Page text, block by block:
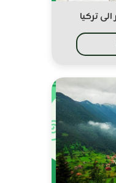
تركيا